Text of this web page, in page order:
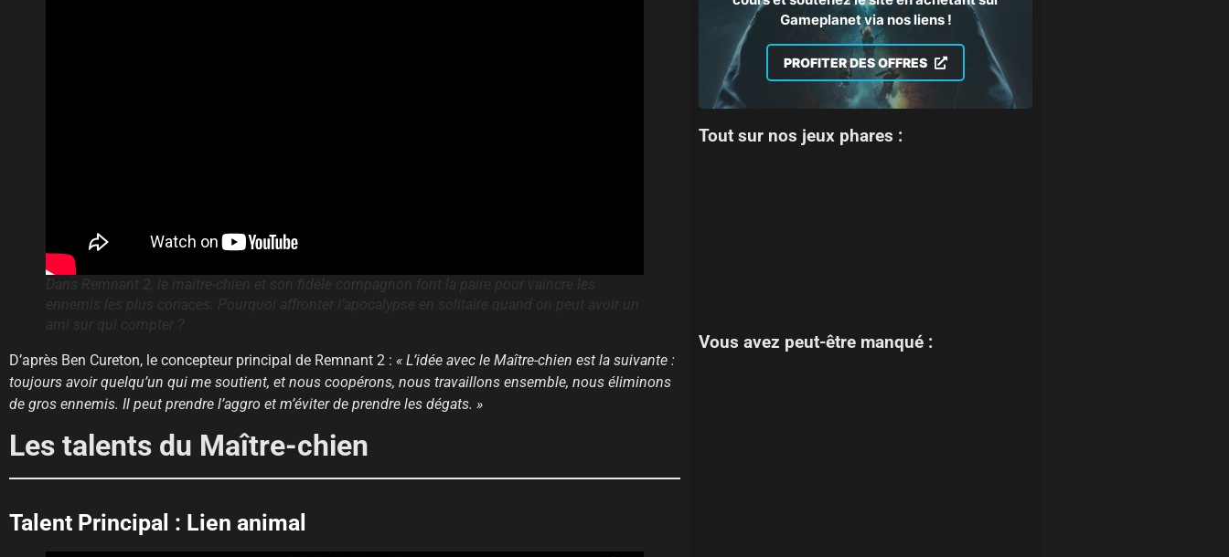
D’après Ben Cureton, le concepteur principal de Remnant 2 : « L’idée avec le Maître-chien est la suivante :
toujours avoir quelqu’un qui me soutient, et nous coopérons, nous travaillons ensemble, nous éliminons
de gros ennemis. Il peut prendre l’aggro et m’éviter de prendre les dégats. »
Les talents du Maître-chien
Talent Principal : Lien animal
Gameplanet via nos liens !
PROFITER DES OFFRES
Tout sur nos jeux phares :
Vous avez peut-être manqué :